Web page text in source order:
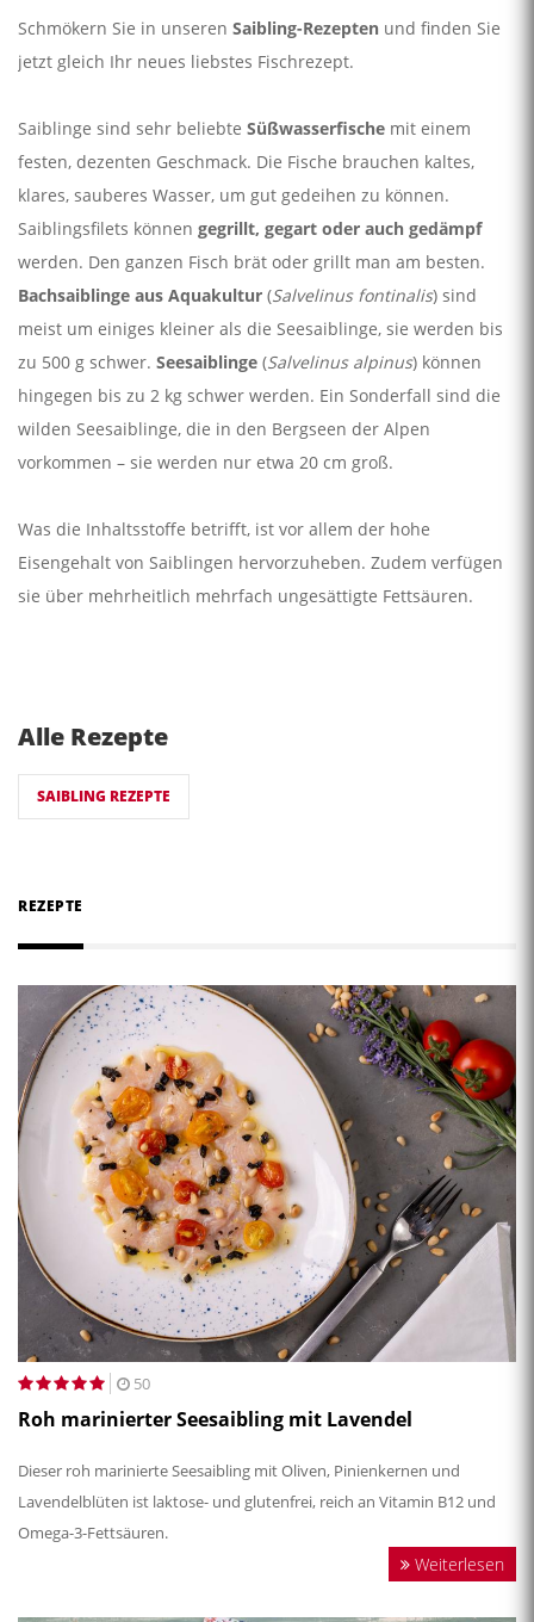
Schmökern Sie in unseren Saibling-Rezepten und finden Sie
jetzt gleich Ihr neues liebstes Fischrezept.
Saiblinge sind sehr beliebte Süßwasserfische mit einem
festen, dezenten Geschmack. Die Fische brauchen kaltes,
klares, sauberes Wasser, um gut gedeihen zu können.
Saiblingsfilets können gegrillt, gegart oder auch gedämpf
werden. Den ganzen Fisch brät oder grillt man am besten.
Bachsaiblinge aus Aquakultur (Salvelinus fontinalis) sind
meist um einiges kleiner als die Seesaiblinge, sie werden bis
zu 500 g schwer. Seesaiblinge (Salvelinus alpinus) können
hingegen bis zu 2 kg schwer werden. Ein Sonderfall sind die
wilden Seesaiblinge, die in den Bergseen der Alpen
vorkommen – sie werden nur etwa 20 cm groß.
Was die Inhaltsstoffe betrifft, ist vor allem der hohe
Eisengehalt von Saiblingen hervorzuheben. Zudem verfügen
sie über mehrheitlich mehrfach ungesättigte Fettsäuren.
Alle Rezepte
SAIBLING REZEPTE
REZEPTE
50
Roh marinierter Seesaibling mit Lavendel
Dieser roh marinierte Seesaibling mit Oliven, Pinienkernen und
Lavendelblüten ist laktose- und glutenfrei, reich an Vitamin B12 und
Omega-3-Fettsäuren.
Weiterlesen